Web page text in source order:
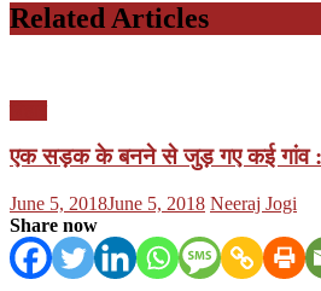
Related Articles
एक सड़क के बनने से जुड़ गए कई गांव :
Posted
on
June 5, 2018June 5, 2018 Author
Neeraj Jogi
Share now